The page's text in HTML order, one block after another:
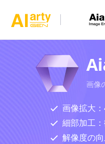
画像
画像拡大
細部加工
解像度の